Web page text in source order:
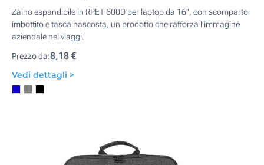
Zaino espandibile in RPET 600D per laptop da 16'', con scomparto
imbottito e tasca nascosta, un prodotto che rafforza l’immagine
aziendale nei viaggi.
Prezzo da:8,18 €
Vedi dettagli >